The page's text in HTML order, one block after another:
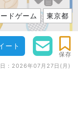
ドゲーム 東京都
ート
保存
： 2026年07月27日(月)